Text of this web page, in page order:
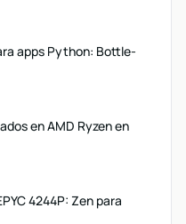
apps Python: Bottle-
en AMD Ryzen en
4244P: Zen para